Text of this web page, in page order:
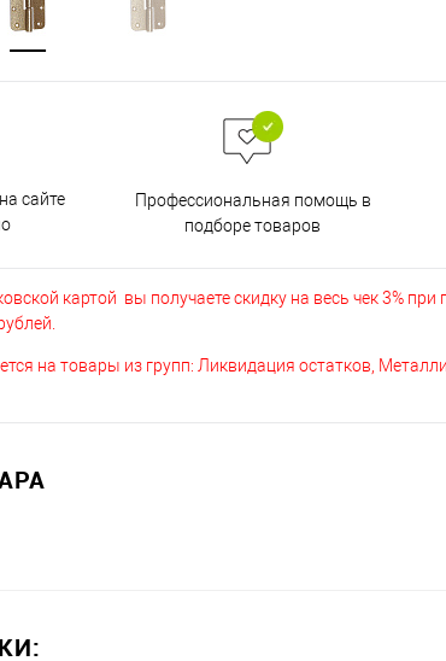
сайте
Профессиональная помощь в
подборе товаров
картой вы получаете скидку на весь чек 3%
на товары из групп: Ликвидация остатков,